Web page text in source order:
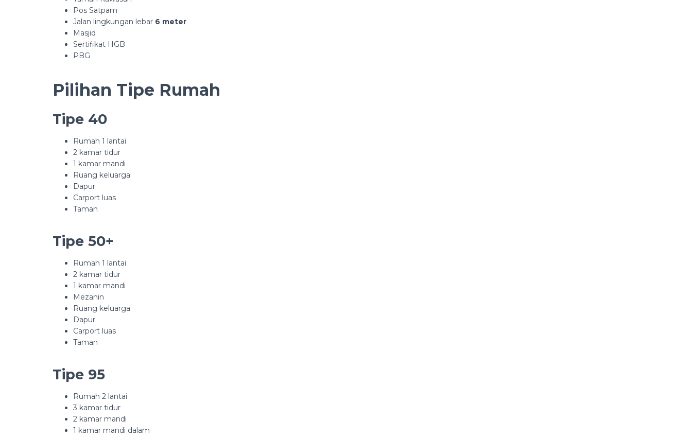
Pos Satpam
Jalan lingkungan lebar 6 meter
Masjid
Sertifikat HGB
PBG
Pilihan Tipe Rumah
Tipe 40
Rumah 1 lantai
2 kamar tidur
1 kamar mandi
Ruang keluarga
Dapur
Carport luas
Taman
Tipe 50+
Rumah 1 lantai
2 kamar tidur
1 kamar mandi
Mezanin
Ruang keluarga
Dapur
Carport luas
Taman
Tipe 95
Rumah 2 lantai
3 kamar tidur
2 kamar mandi
1 kamar mandi dalam